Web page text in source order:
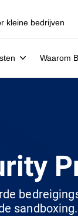
kleine bedrijven
Waarom
sandboxing.